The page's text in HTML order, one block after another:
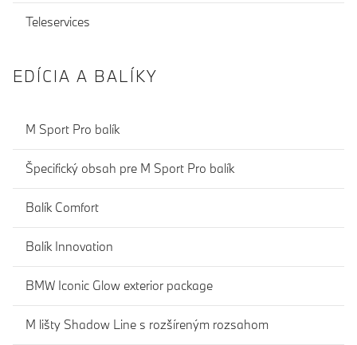
Teleservices
EDÍCIA A BALÍKY
M Sport Pro balík
Špecifický obsah pre M Sport Pro balík
Balík Comfort
Balík Innovation
BMW Iconic Glow exterior package
M lišty Shadow Line s rozšíreným rozsahom